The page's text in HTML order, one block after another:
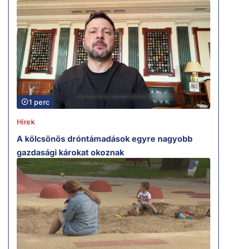
1 perc
Hírek
A kölcsönös dróntámadások egyre nagyobb
gazdasági károkat okoznak